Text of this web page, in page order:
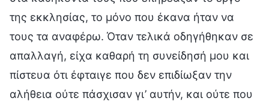
της εκκλησίας, το μόνο που έκανα ήταν να
τους τα αναφέρω. Όταν τελικά οδηγήθηκαν σε
απαλλαγή, είχα καθαρή τη συνείδησή μου και
πίστευα ότι έφταιγε που δεν επιδίωξαν την
αλήθεια ούτε πάσχισαν γι’ αυτήν, και ούτε που